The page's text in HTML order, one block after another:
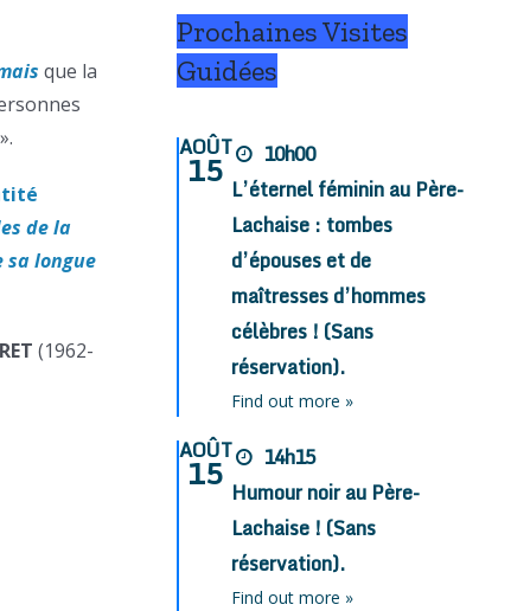
que la
de la
sa longue
(1962-
Prochaines Visites
Guidées
AOÛT
15
10h00
L’éternel féminin au Père-
Lachaise : tombes
d’épouses et de
maîtresses d’hommes
célèbres ! (Sans
réservation).
Find out more »
AOÛT
15
14h15
Humour noir au Père-
Lachaise ! (Sans
réservation).
Find out more »